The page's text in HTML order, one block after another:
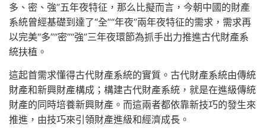
多、密、強”五年夜特征，那么比擬而言，今朝中國的財產
系統曾經基礎到達了“全”“年夜”兩年夜特征的需求，需求再
以完美“多”“密”“強”三年夜環節為抓手出力推進古代財產系
統扶植。
這起首需求懂得古代財產系統的實質。古代財產系統由傳統
財產和新興財產構成；構建古代財產系統，就是在進級傳統
財產的同時培養新興財產。而這兩者都依靠新技巧的發生來
推進，由技巧來引領財產進級和經濟成長。